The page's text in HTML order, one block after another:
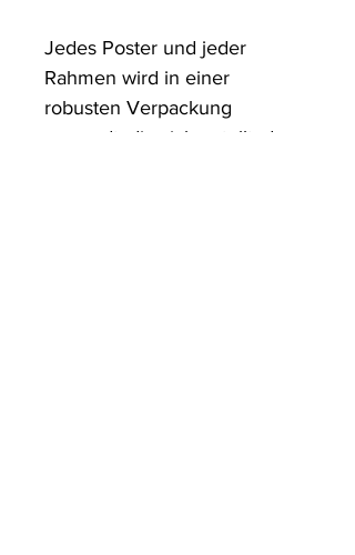
Jedes Poster und jeder
Rahmen wird in einer
robusten Verpackung
versandt, die sicherstellt, dass